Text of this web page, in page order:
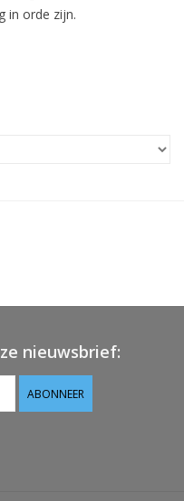
in orde zijn.
nieuwsbrief:
ABONNEER